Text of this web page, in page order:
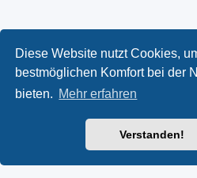
Diese Website nutzt Cookies,
bestmöglichen Komfort bei der
bieten. Mehr erfahren
Verstanden!